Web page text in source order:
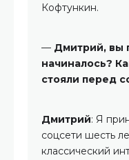
Кофтункин.
— Дмитрий, вы
начиналось?
стояли перед
Дмитрий: Я
соцсети шесть
классический